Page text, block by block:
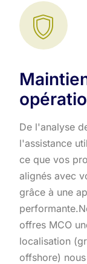
De l'analyse
l'assistance
ce que vos
alignés avec
grâce à une
performante.​
offres MCO
localisation
offshore)